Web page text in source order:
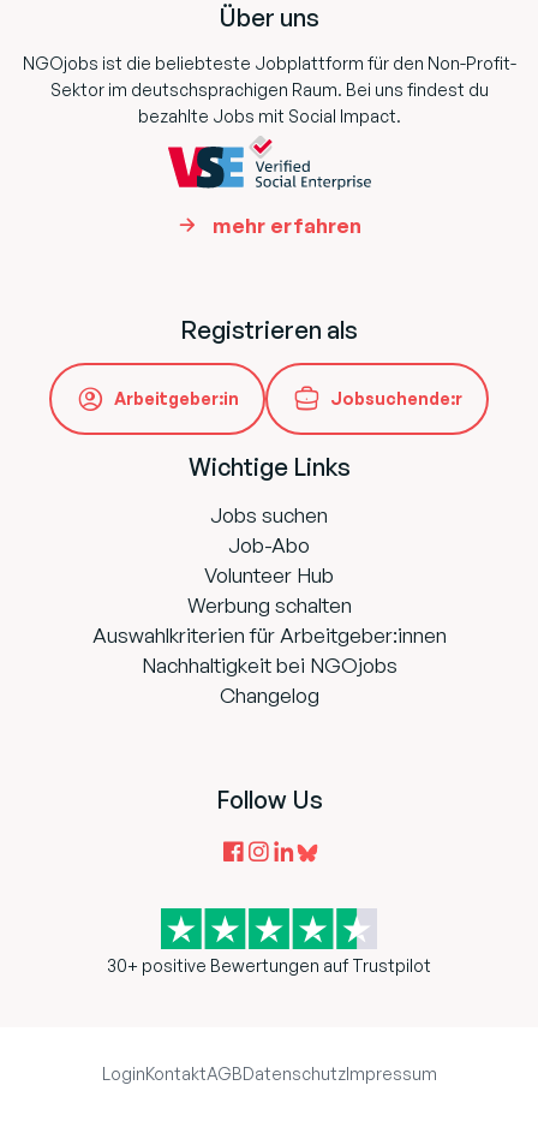
Über uns
NGOjobs ist die beliebteste Jobplattform für den Non-Profit-
Sektor im deutschsprachigen Raum. Bei uns findest du
bezahlte Jobs mit Social Impact.
mehr erfahren
Registrieren als
Arbeitgeber:in Jobsuchende:r
Wichtige Links
Jobs suchen
Job-Abo
Volunteer Hub
Werbung schalten
Auswahlkriterien für Arbeitgeber:innen
Nachhaltigkeit bei NGOjobs
Changelog
Follow Us
30+ positive Bewertungen auf Trustpilot
LoginKontaktAGBDatenschutzImpressum